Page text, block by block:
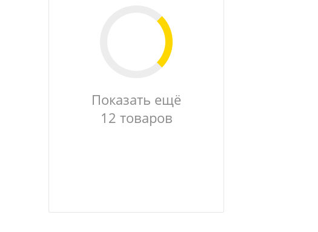
Показать ещё
12 товаров